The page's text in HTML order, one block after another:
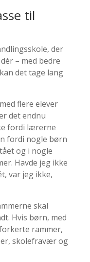
til
der
– med bedre
det tage lang
flere elever
det endnu
fordi lærerne
fordi nogle børn
og i nogle
Havde jeg ikke
var jeg ikke,
skal
Hvis børn, med
rammer,
skolefravær og